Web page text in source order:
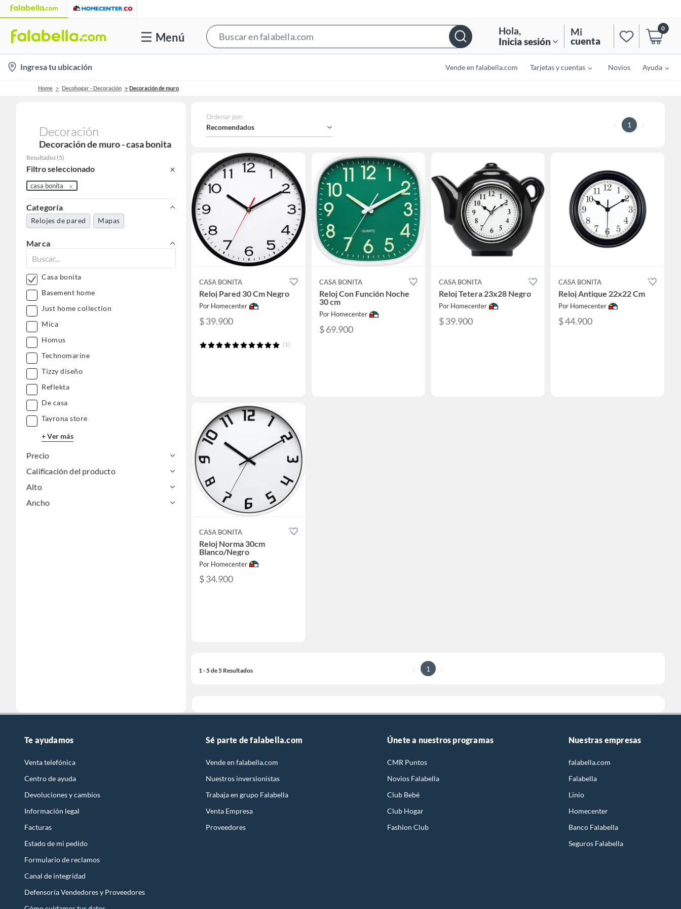
Menú
Bar
Hola,
Inicia sesión
Mi
cuenta
0
location-
icon
Ingresa tu ubicación Vende en falabella.com Tarjetas y cuentas Novios Ayuda
Home Decohogar - Decoración Decoración de muro
Decoración
Decoración de muro - casa bonita
Resultados (5)
Filtro seleccionado
casa bonita
Categoría
Relojes de pared Mapas
Marca
Casa bonita
Basement home
Just home collection
Mica
Homus
Technomarine
Tizzy diseño
Reflekta
De casa
Tayrona store
+ Ver más
Precio
Calificación del producto
Alto
Ancho
Ordenar por:
Recomendados 1
CASA BONITA
Reloj Pared 30 Cm Negro
Por Homecenter
$ 39.900
(1)
CASA BONITA
Reloj Con Función Noche
30 cm
Por Homecenter
$ 69.900
CASA BONITA
Reloj Tetera 23x28 Negro
Por Homecenter
$ 39.900
CASA BONITA
Reloj Antique 22x22 Cm
Por Homecenter
$ 44.900
CASA BONITA
Reloj Norma 30cm
Blanco/Negro
Por Homecenter
$ 34.900
1 - 5 de 5 Resultados 1
Te ayudamos
Venta telefónica
Centro de ayuda
Devoluciones y cambios
Información legal
Facturas
Estado de mi pedido
Formulario de reclamos
Canal de integridad
Defensoría Vendedores y Proveedores
Sé parte de falabella.com
Vende en falabella.com
Nuestros inversionistas
Trabaja en grupo Falabella
Venta Empresa
Proveedores
Únete a nuestros programas
CMR Puntos
Novios Falabella
Club Bebé
Club Hogar
Fashion Club
Nuestras empresas
falabella.com
Falabella
Linio
Homecenter
Banco Falabella
Seguros Falabella